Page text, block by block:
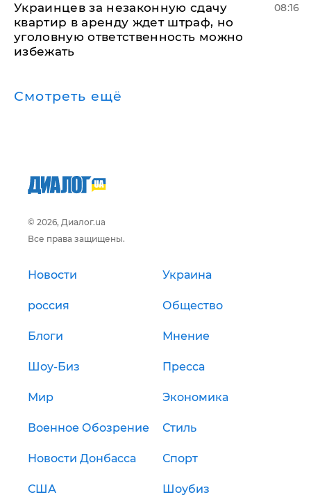
Украинцев за незаконную сдачу
квартир в аренду ждет штраф, но
уголовную ответственность можно
избежать
08:16
Смотреть ещё
© 2026, Диалог.ua
Все права защищены.
Новости Украина
россия Общество
Блоги Мнение
Шоу-Биз Пресса
Мир Экономика
Военное Обозрение Стиль
Новости Донбасса Спорт
США Шоубиз